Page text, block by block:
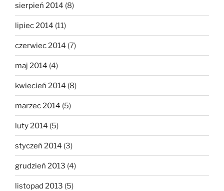
sierpień 2014 (8)
lipiec 2014 (11)
czerwiec 2014 (7)
maj 2014 (4)
kwiecień 2014 (8)
marzec 2014 (5)
luty 2014 (5)
styczeń 2014 (3)
grudzień 2013 (4)
listopad 2013 (5)